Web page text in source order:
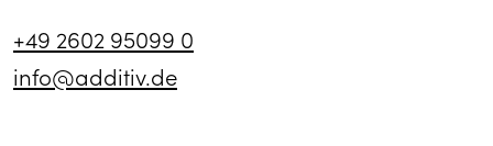
+49 2602 95099 0
info@additiv.de